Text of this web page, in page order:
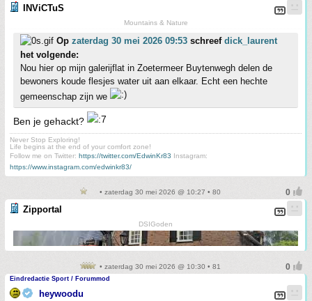
INViCTuS
Mountains & Nature
Op zaterdag 30 mei 2026 09:53 schreef dick_laurent
het volgende:
Nou hier op mijn galerijflat in Zoetermeer Buytenwegh delen de
bewoners koude flesjes water uit aan elkaar. Echt een hechte
gemeenschap zijn we
Ben je gehackt?
Never Stop Exploring!
Life begins at the end of your comfort zone!
Follow me on Twitter: https://twitter.com/EdwinKr83 Instagram:
https://www.instagram.com/edwinkr83/
• zaterdag 30 mei 2026 @ 10:27 • 80
Zipportal
DSIGoden
• zaterdag 30 mei 2026 @ 10:30 • 81
Eindredactie Sport / Forummod
heywoodu